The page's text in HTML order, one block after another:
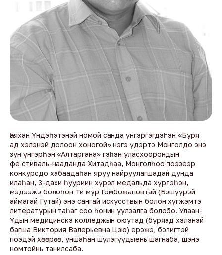
Һаяхан Үндэһэтэнэй номой санда үнгэргэгдэһэн «Буря
ад хэлэнэй долоон хоногой» нэгэ үдэртэ Монголдо энэ
зун үнгэрһэн «Алтаргана» гэһэн уласхоорондын
фе стиваль-нааданда Хитадһаа, Монголһоо поэзеэр
конкурсдо хабаадаһан яруу найруулагшадай дунда
илаһан, 3-дахи һууриин хүрэл медальда хүртэһэн,
мэдээжэ болоһон Ти мур Гомбожаповтай (Бэшүүрэй
аймагай Гутай) энэ сангай искусствын болон хүгжэмтэ
литературын таһаг соо һонин уулзалга болобо. Улаан-
Үдын медицинскэ колледжын оюутад (буряад хэлэнэй
багша Виктория Валерьевна Цзю) ерэжэ, бэлигтэй
поэдэй хөөрөө, уншаһан шүлэгүүдыень шагнаба, шэнэ
номтойнь танилсаба.